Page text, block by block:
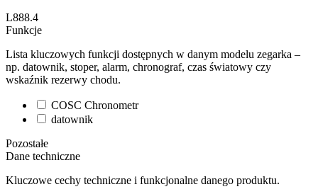
L888.4
Funkcje
Lista kluczowych funkcji dostępnych w danym modelu zegarka –
np. datownik, stoper, alarm, chronograf, czas światowy czy
wskaźnik rezerwy chodu.
COSC Chronometr
datownik
Pozostałe
Dane techniczne
Kluczowe cechy techniczne i funkcjonalne danego produktu.